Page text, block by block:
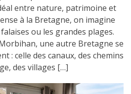
entre nature, patrimoine et
à la Bretagne, on imagine
ou les grandes plages.
une autre Bretagne se
: celle des canaux, des chemins
des villages […]